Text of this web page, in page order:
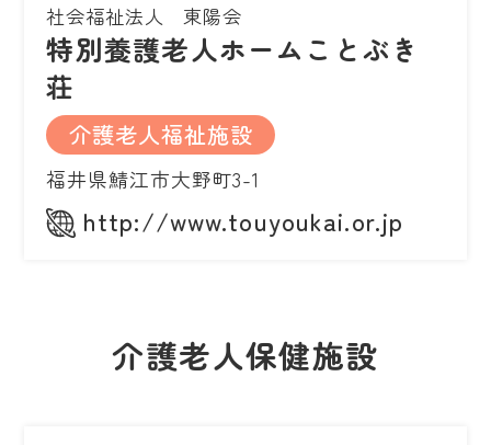
社会福祉法人 東陽会
特別養護老人ホームことぶき
荘
介護老人福祉施設
福井県鯖江市大野町3-1
http://www.touyoukai.or.jp
介護老人保健施設